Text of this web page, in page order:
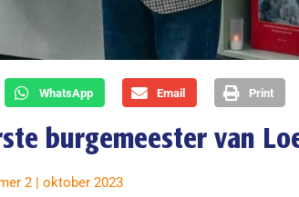
WhatsApp Email Print
burgemeester van
2 | oktober 2023